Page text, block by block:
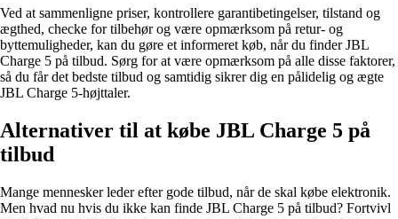
Ved at sammenligne priser, kontrollere garantibetingelser, tilstand og
ægthed, checke for tilbehør og være opmærksom på retur- og
byttemuligheder, kan du gøre et informeret køb, når du finder JBL
Charge 5 på tilbud. Sørg for at være opmærksom på alle disse faktorer,
så du får det bedste tilbud og samtidig sikrer dig en pålidelig og ægte
JBL Charge 5-højttaler.
Alternativer til at købe JBL Charge 5 på
tilbud
Mange mennesker leder efter gode tilbud, når de skal købe elektronik.
Men hvad nu hvis du ikke kan finde JBL Charge 5 på tilbud? Fortvivl